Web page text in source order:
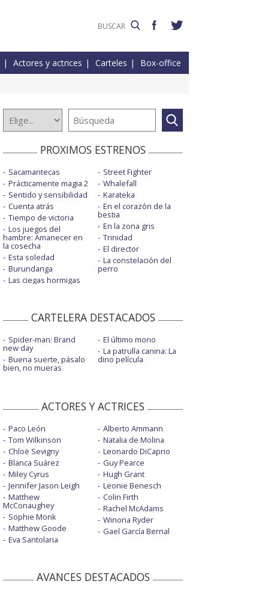
Actores y actrices Carteles Box-office
PROXIMOS ESTRENOS
Sacamantecas
Prácticamente magia 2
Sentido y sensibilidad
Cuenta atrás
Tiempo de victoria
Los juegos del
hambre: Amanecer en
la cosecha
Esta soledad
Burundanga
Las ciegas hormigas
Street Fighter
Whalefall
Karateka
En el corazón de la
bestia
En la zona gris
Trinidad
El director
La constelación del
perro
CARTELERA DESTACADOS
Spider-man: Brand
new day
Buena suerte, pásalo
bien, no mueras
El último mono
La patrulla canina: La
dino película
ACTORES Y ACTRICES
Paco León
Tom Wilkinson
Chloë Sevigny
Blanca Suárez
Miley Cyrus
Jennifer Jason Leigh
Matthew
McConaughey
Sophie Monk
Matthew Goode
Eva Santolaria
Alberto Ammann
Natalia de Molina
Leonardo DiCaprio
Guy Pearce
Hugh Grant
Leonie Benesch
Colin Firth
Rachel McAdams
Winona Ryder
Gael García Bernal
AVANCES DESTACADOS